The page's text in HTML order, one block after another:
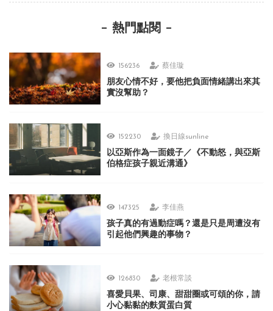
熱門點閱
156236 蔡佳璇
朋友心情不好，要他把負面情緒講出來其
實沒幫助？
152230 換日線sunline
以亞斯作為一面鏡子／《不動怒，與亞斯
伯格症孩子親近溝通》
147325 李佳燕
孩子真的有過動症嗎？還是只是周遭沒有
引起他們興趣的事物？
126830 老根常談
喜愛貝果、司康、甜甜圈或可頌的你，請
小心黏黏的麩質蛋白質